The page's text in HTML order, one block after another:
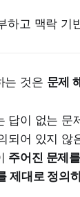
하고 맥락 기
는 것은 문제
답이 없는 문
되어 있지 않
주어진 문제
제대로 정의